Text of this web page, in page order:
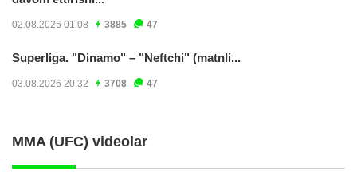
02.08.2026 01:08 3885 47
Superliga. "Dinamo" – "Neftchi" (matnli...
03.08.2026 20:32 3708 47
MMA (UFC) videolar